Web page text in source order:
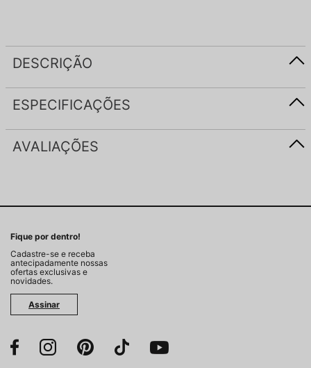
DESCRIÇÃO
ESPECIFICAÇÕES
AVALIAÇÕES
Fique por dentro!
Cadastre-se e receba
antecipadamente nossas
ofertas exclusivas e
novidades.
Assinar